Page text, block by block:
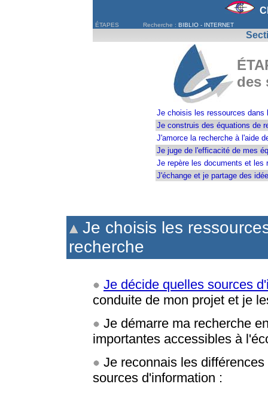
ÉTAPES Recherche : BIBLIO - INTERNET
des
Je choisis les ressources dans
Je construis des équations de
J'amorce la recherche à l'aide
Je juge de l'efficacité de mes
Je repère les documents et les
J'échange et je partage des
Je choisis les
recherche
Je décide quelles sources
conduite de mon projet et je
Je démarre ma recherche
importantes accessibles à
Je reconnais les
sources d'information :